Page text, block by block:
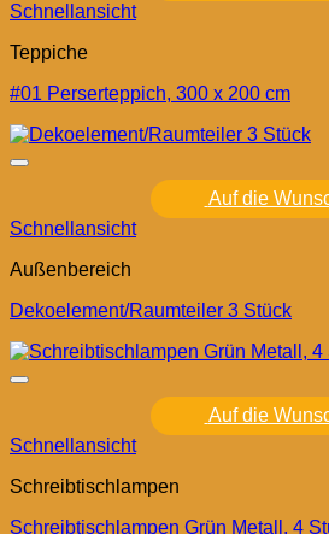
Schnellansicht
Teppiche
#01 Perserteppich, 300 x 200 cm
Auf die
Schnellansicht
Außenbereich
Dekoelement/Raumteiler 3 Stück
Auf die
Schnellansicht
Schreibtischlampen
Schreibtischlampen Grün Metall, 4